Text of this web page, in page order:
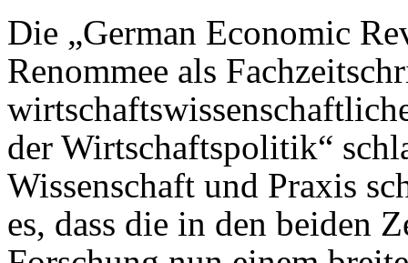
Die „German Economic
Renommee als
der Wirtschaftspolitik“
Wissenschaft und Praxis
es, dass die in den beiden